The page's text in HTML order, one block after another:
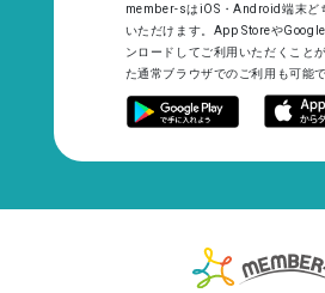
member-sはiOS・Android端末ど
いただけます。App Storeや
ンロードしてご利用いただくこと
た通常ブラウザでのご利用も可能で